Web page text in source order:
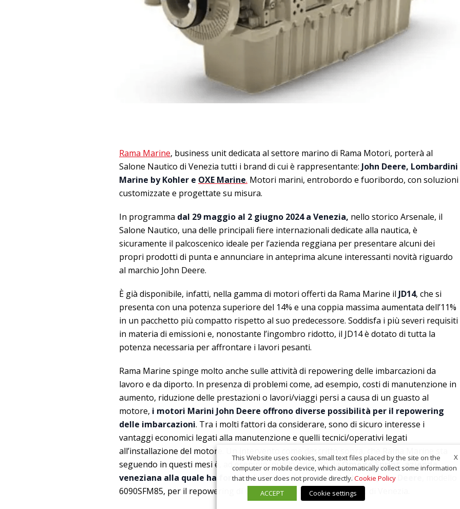
Rama Marine, business unit dedicata al settore marino di Rama Motori, porterà al
Salone Nautico di Venezia tutti i brand di cui è rappresentante: John Deere, Lombardini
Marine by Kohler e OXE Marine. Motori marini, entrobordo e fuoribordo, con soluzioni
customizzate e progettate su misura.
In programma dal 29 maggio al 2 giugno 2024 a Venezia, nello storico Arsenale, il
Salone Nautico, una delle principali fiere internazionali dedicate alla nautica, è
sicuramente il palcoscenico ideale per l’azienda reggiana per presentare alcuni dei
propri prodotti di punta e annunciare in anteprima alcune interessanti novità riguardo
al marchio John Deere.
È già disponibile, infatti, nella gamma di motori offerti da Rama Marine il JD14, che si
presenta con una potenza superiore del 14% e una coppia massima aumentata dell’11%
in un pacchetto più compatto rispetto al suo predecessore. Soddisfa i più severi requisiti
in materia di emissioni e, nonostante l’ingombro ridotto, il JD14 è dotato di tutta la
potenza necessaria per affrontare i lavori pesanti.
Rama Marine spinge molto anche sulle attività di repowering delle imbarcazioni da
lavoro e da diporto. In presenza di problemi come, ad esempio, costi di manutenzione in
aumento, riduzione delle prestazioni o lavori/viaggi persi a causa di un guasto al
motore, i motori Marini John Deere offrono diverse possibilità per il repowering
delle imbarcazioni. Tra i molti fattori da considerare, sono di sicuro interesse i
vantaggi economici legati alla manutenzione e quelli tecnici/operativi legati
all’installazione del motore. Un intervento come descritto sopra, che Rama Marine sta
seguendo in questi mesi è, ad esempio, quello operato daOmega Sprint, azienda
veneziana alla quale ha fornito due motori marini entrobordo John Deere
6090SFM85, per il repowering di una pilotina operante nel porto di Venezia.
X
This Website uses cookies, small text files placed by the site on the
computer or mobile device, which automatically collect some information
that the user does not provide directly. Cookie Policy
ACCEPT
Cookie settings